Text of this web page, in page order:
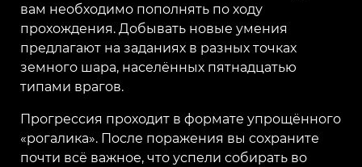
вам необходимо пополнять по ходу
прохождения. Добывать новые умения
предлагают на заданиях в разных точках
земного шара, населённых пятнадцатью
типами врагов.
Прогрессия проходит в формате упрощённого
«рогалика». После поражения вы сохраните
почти всё важное, что успели собирать во